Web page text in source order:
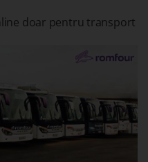
doar pentru transport